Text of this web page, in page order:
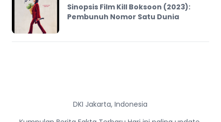
Sinopsis Film Kill Boksoon (2023):
Pembunuh Nomor Satu Dunia
DKI Jakarta, Indonesia